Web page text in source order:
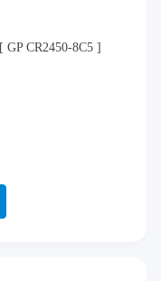
GP CR2450-8C5 ]